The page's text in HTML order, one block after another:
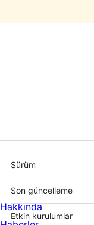
Meta
Sürüm
Son güncelleme
Etkin kurulumlar
Hakkında